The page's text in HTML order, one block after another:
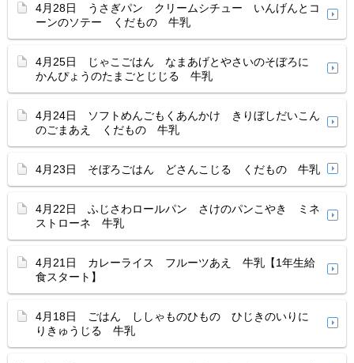
4月28日 うさぎパン クリームシチュー いんげんとコ
ーンのソテー くだもの 牛乳
4月25日 じゃこごはん なまあげとやさいのそぼろに
かんぴょうのたまごとじじる 牛乳
4月24日 ソフトめんごもくあんかけ きりぼしだいこん
のごまあえ くだもの 牛乳
4月23日 そぼろごはん どさんこじる くだもの 牛乳
4月22日 ふじさわロールパン さけのパンこやき ミネ
ストローネ 牛乳
4月21日 カレーライス フルーツあえ 牛乳【1年生給
食スタート】
4月18日 ごはん ししゃものひもの ひじきのいりに
りきゅうじる 牛乳